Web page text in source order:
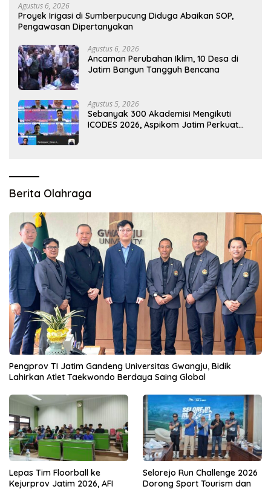
Agustus 6, 2026
Proyek Irigasi di Sumberpucung Diduga Abaikan SOP,
Pengawasan Dipertanyakan
Agustus 6, 2026
Ancaman Perubahan Iklim, 10 Desa di
Jatim Bangun Tangguh Bencana
Agustus 5, 2026
Sebanyak 300 Akademisi Mengikuti
ICODES 2026, Aspikom Jatim Perkuat
Berita Olahraga
Pengprov TI Jatim Gandeng Universitas Gwangju, Bidik
Lahirkan Atlet Taekwondo Berdaya Saing Global
Lepas Tim Floorball ke
Kejurprov Jatim 2026, AFI
Selorejo Run Challenge 2026
Dorong Sport Tourism dan